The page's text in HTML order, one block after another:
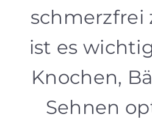
schmerzfrei
ist es
Knochen,
Sehnen